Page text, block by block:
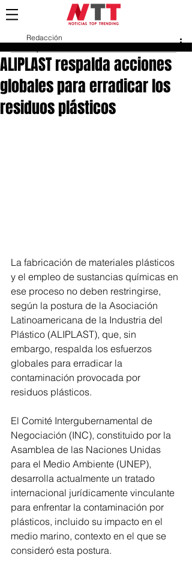
ALIPLAST respalda acciones
globales para erradicar los
residuos plásticos
Redacción
La fabricación de materiales plásticos
y el empleo de sustancias químicas en
ese proceso no deben restringirse,
según la postura de la Asociación
Latinoamericana de la Industria del
Plástico (ALIPLAST), que, sin
embargo, respalda los esfuerzos
globales para erradicar la
contaminación provocada por
residuos plásticos.
El Comité Intergubernamental de
Negociación (INC), constituido por la
Asamblea de las Naciones Unidas
para el Medio Ambiente (UNEP),
desarrolla actualmente un tratado
internacional jurídicamente vinculante
para enfrentar la contaminación por
plásticos, incluido su impacto en el
medio marino, contexto en el que se
consideró esta postura.